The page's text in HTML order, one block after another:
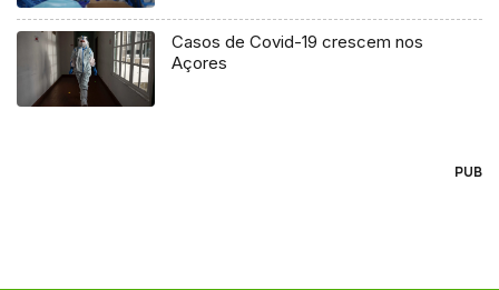
Casos de Covid-19 crescem nos
Açores
PUB